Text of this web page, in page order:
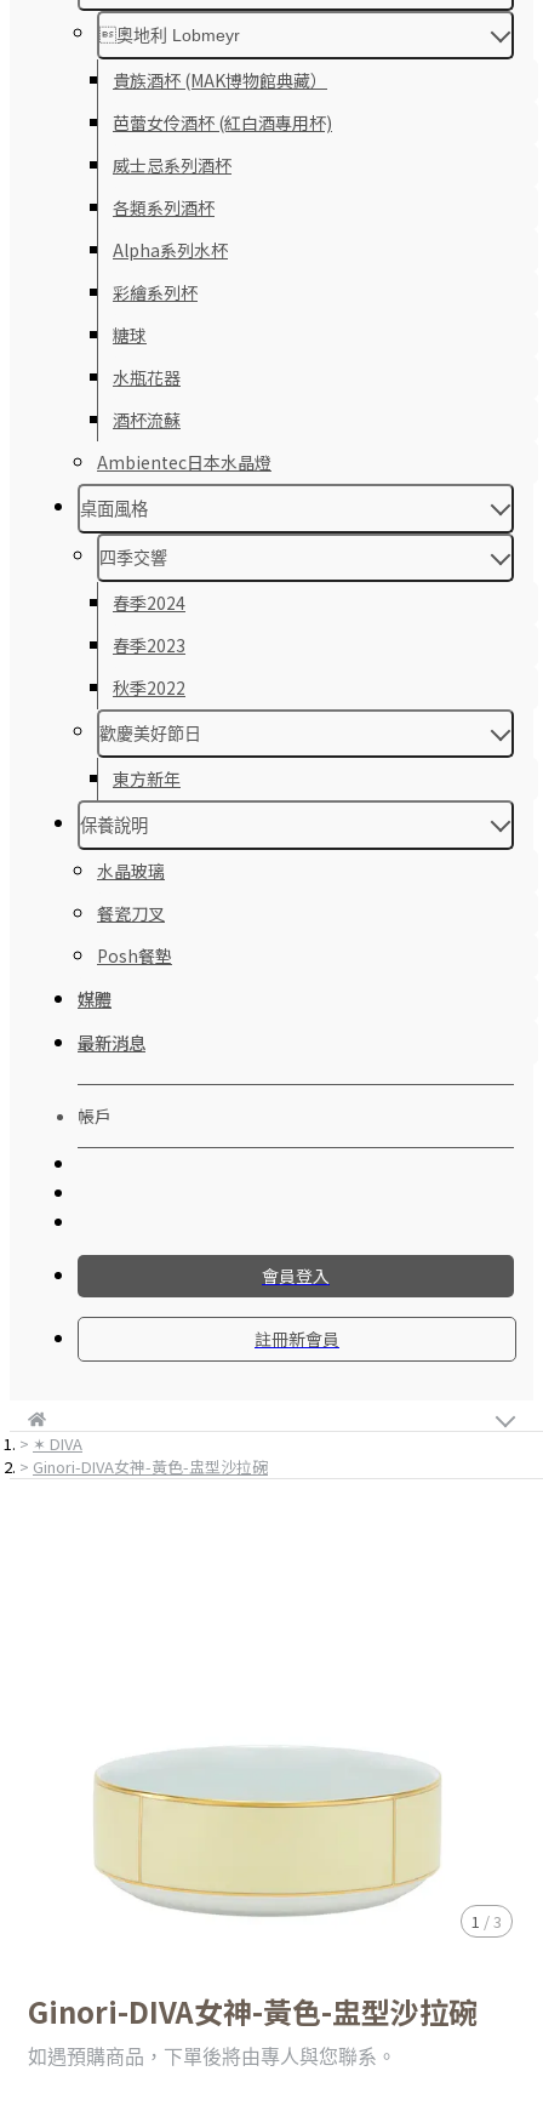
奧地利 Lobmeyr
貴族酒杯 (MAK博物館典藏）
芭蕾女伶酒杯 (紅白酒專用杯)
威士忌系列酒杯
各類系列酒杯
Alpha系列水杯
彩繪系列杯
糖球
水瓶花器
酒杯流蘇
Ambientec日本水晶燈
桌面風格
四季交響
春季2024
春季2023
秋季2022
歡慶美好節日
東方新年
保養說明
水晶玻璃
餐瓷刀叉
Posh餐墊
媒體
最新消息
帳戶
會員登入
註冊新會員
✶ DIVA
Ginori-DIVA女神-黃色-盅型沙拉碗
1 /3
Ginori-DIVA女神-黃色-盅型沙拉碗
如遇預購商品，下單後將由專人與您聯系。